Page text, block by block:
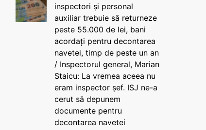
inspectori și personal
auxiliar trebuie să returneze
peste 55.000 de lei, bani
acordați pentru decontarea
navetei, timp de peste un an
/ Inspectorul general, Marian
Staicu: La vremea aceea nu
eram inspector șef. ISJ ne-a
cerut să depunem
documente pentru
decontarea navetei